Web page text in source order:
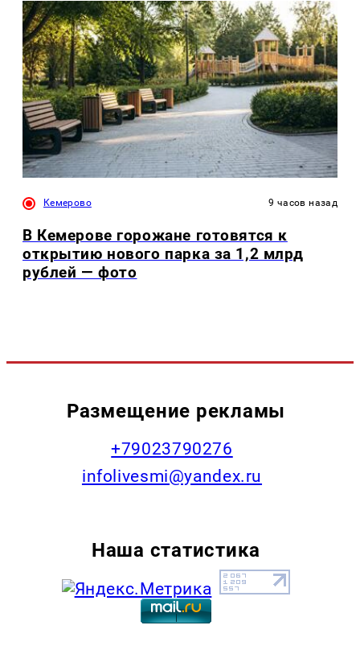
Кемерово 9 часов назад
В Кемерове горожане готовятся к
открытию нового парка за 1,2 млрд
рублей — фото
Размещение рекламы
+79023790276
infolivesmi@yandex.ru
Наша статистика